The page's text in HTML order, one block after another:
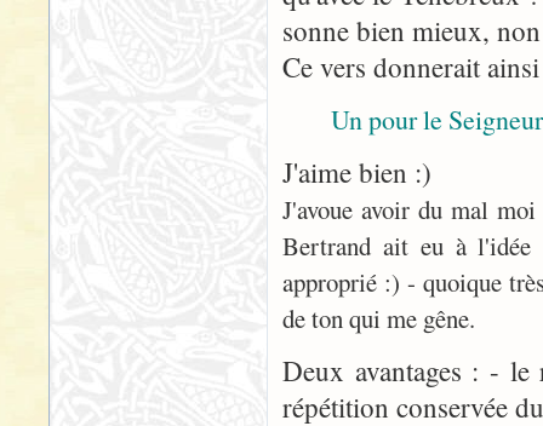
sonne bien mieux,
Ce vers donnerait
Un pour le
J'aime bien :)
J'avoue avoir du mal
Bertrand ait eu à l'idée
approprié :) - quoique
de ton qui me gêne.
Deux avantages : -
répétition conservée